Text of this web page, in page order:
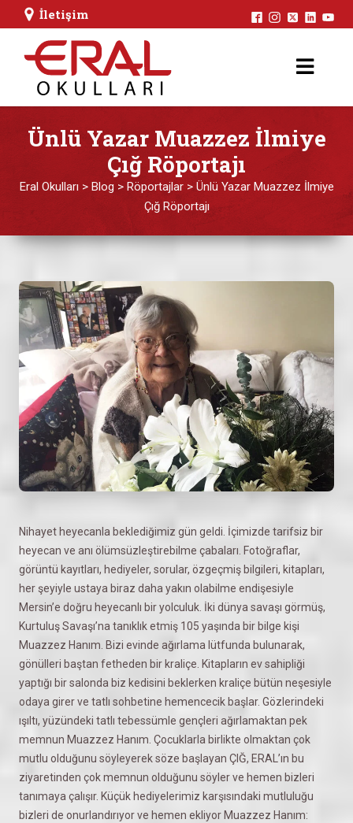
İletişim
Ünlü Yazar Muazzez İlmiye
Çığ Röportajı
Eral Okulları > Blog > Röportajlar>Ünlü Yazar Muazzez İlmiye
Çığ Röportajı
Nihayet heyecanla beklediğimiz gün geldi. İçimizde tarifsiz bir
heyecan ve anı ölümsüzleştirebilme çabaları. Fotoğraflar,
görüntü kayıtları, hediyeler, sorular, özgeçmiş bilgileri, kitapları,
her şeyiyle ustaya biraz daha yakın olabilme endişesiyle
Mersin’e doğru heyecanlı bir yolculuk. İki dünya savaşı görmüş,
Kurtuluş Savaşı’na tanıklık etmiş 105 yaşında bir bilge kişi
Muazzez Hanım. Bizi evinde ağırlama lütfunda bulunarak,
gönülleri baştan fetheden bir kraliçe. Kitapların ev sahipliği
yaptığı bir salonda biz kedisini beklerken kraliçe bütün neşesiyle
odaya girer ve tatlı sohbetine hemencecik başlar. Gözlerindeki
ışıltı, yüzündeki tatlı tebessümle gençleri ağırlamaktan pek
memnun Muazzez Hanım. Çocuklarla birlikte olmaktan çok
mutlu olduğunu söyleyerek söze başlayan ÇIĞ, ERAL’ın bu
ziyaretinden çok memnun olduğunu söyler ve hemen bizleri
tanımaya çalışır. Küçük hediyelerimiz karşısındaki mutluluğu
bizleri de onurlandırıyor ve hemen ekliyor Muazzez Hanım: